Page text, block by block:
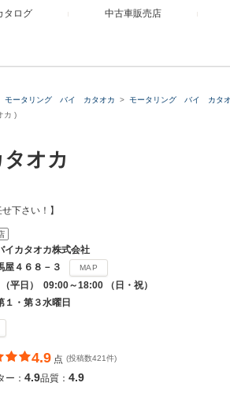
タログ 中古車販売店
モータリング バイ カタオカ
モータリング バイ カタオ
カ )
オカ
下さい！】
イカタオカ株式会社
屋４６８－３ MAP
平日） 09:00～18:00 （日・祝）
１・第３水曜日
4.9 点 (投稿数421件)
ー： 4.9品質： 4.9